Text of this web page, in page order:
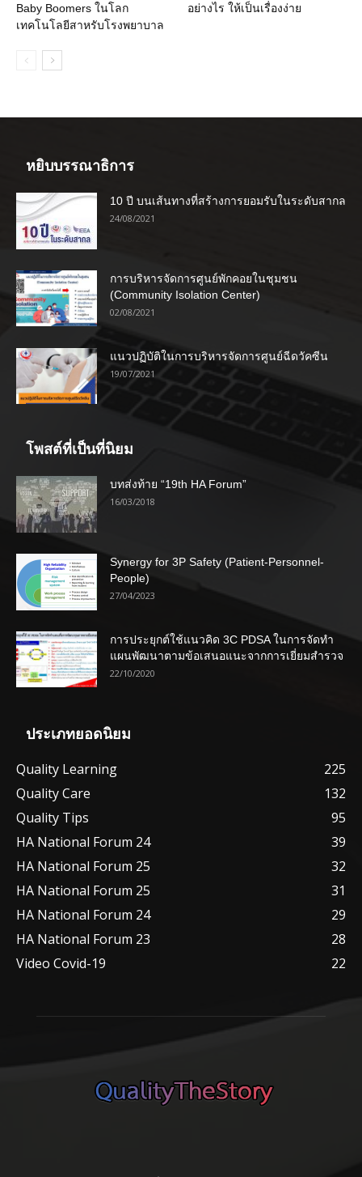
Baby Boomers ในโลก
เทคโนโลยีสาหรับโรงพยาบาล
อย่างไร ให้เป็นเรื่องง่าย
หยิบบรรณาธิการ
10 ปี บนเส้นทางที่สร้างการยอมรับในระดับสากล
24/08/2021
การบริหารจัดการศูนย์พักคอยในชุมชน
(Community Isolation Center)
02/08/2021
แนวปฏิบัติในการบริหารจัดการศูนย์ฉีดวัคซีน
19/07/2021
โพสต์ที่เป็นที่นิยม
บทส่งท้าย “19th HA Forum”
16/03/2018
Synergy for 3P Safety (Patient-Personnel-
People)
27/04/2023
การประยุกต์ใช้แนวคิด 3C PDSA ในการจัดทำ
แผนพัฒนาตามข้อเสนอแนะจากการเยี่ยมสำรวจ
22/10/2020
ประเภทยอดนิยม
Quality Learning
225
Quality Care
132
Quality Tips
95
HA National Forum 24
39
HA National Forum 25
32
HA National Forum 25
31
HA National Forum 24
29
HA National Forum 23
28
Video Covid-19
22